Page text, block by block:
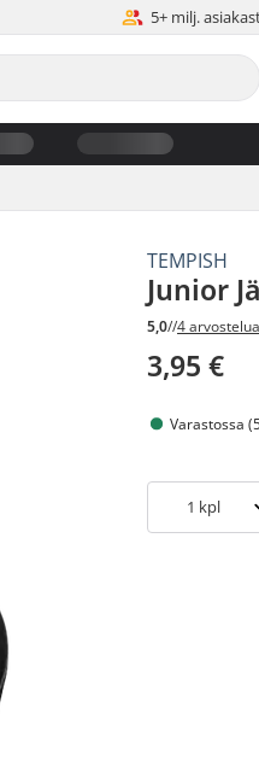
5+ milj.
TEMPISH
Junior
5,0//4 arvostelua
3,95 €
Varastossa
1 kpl